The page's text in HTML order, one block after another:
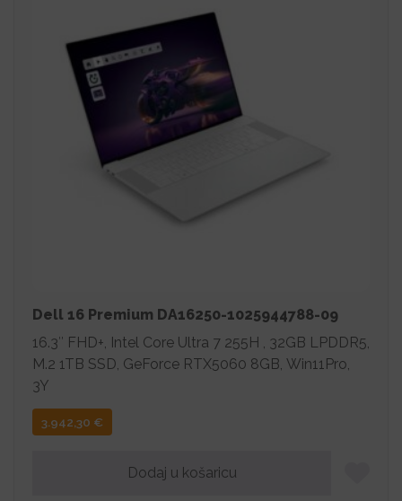
Dell 16 Premium DA16250-1025944788-09
16.3″ FHD+, Intel Core Ultra 7 255H , 32GB LPDDR5,
M.2 1TB SSD, GeForce RTX5060 8GB, Win11Pro,
3Y
3.942,30 €
Dodaj u košaricu